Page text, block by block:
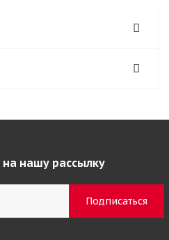
нашу рассылку